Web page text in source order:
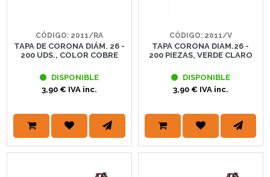
CÓDIGO: 2011/RA
TAPA DE CORONA DIÁM. 26 -
200 UDS., COLOR COBRE
DISPONIBLE
3,90 € IVA inc.
CÓDIGO: 2011/V
TAPA CORONA DIAM.26 -
200 PIEZAS, VERDE CLARO
DISPONIBLE
3,90 € IVA inc.